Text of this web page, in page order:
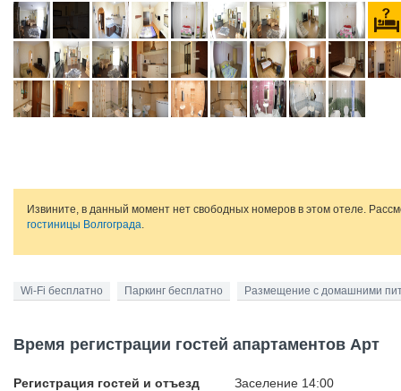
Извините, в данный момент нет свободных номеров в этом отеле.
гостиницы Волгограда.
Wi-Fi бесплатно Паркинг бесплатно Размещение с домашними
Время регистрации гостей апартаментов Арт
Регистрация гостей и отъезд Заселение 14:00